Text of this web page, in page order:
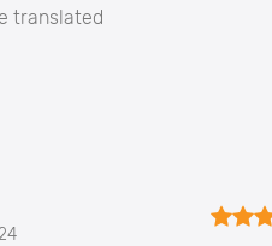
translated